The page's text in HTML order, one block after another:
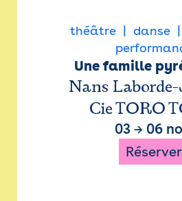
théâtre danse
Une famille
Nans
Cie TORO
03 → 06
Réserver